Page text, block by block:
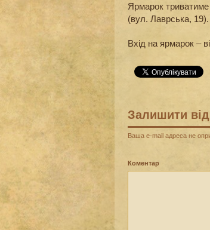
Ярмарок триватиме
(вул. Лаврська, 19).
Вхід на ярмарок –
Залишити
Ваша e-mail адреса не
Коментар